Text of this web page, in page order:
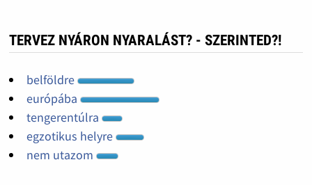
TERVEZ NYÁRON NYARALÁST? - SZERINTED?!
belföldre
európába
tengerentúlra
egzotikus helyre
nem utazom